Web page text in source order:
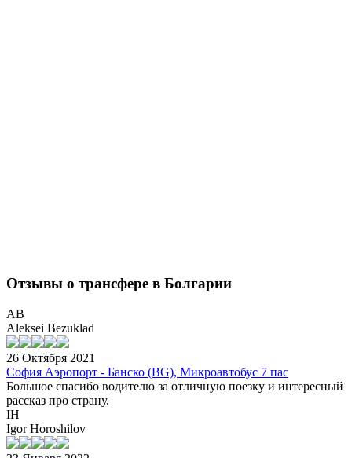
Отзывы о трансфере в Болгарии
AB
Aleksei Bezuklad
26 Октября 2021
София Аэропорт - Банско (BG), Микроавтобус 7 пас
Большое спасибо водителю за отличную поезку и интересный
рассказ про страну.
IH
Igor Horoshilov